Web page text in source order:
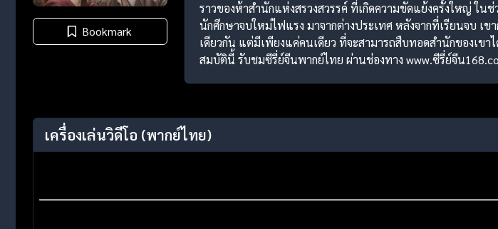
Bookmark
ราวของห้าสำนักแห่งสรวงสวรรค์ ที่เกิดความขัดแย้งครั้งใหญ่ ใ
นักศึกษาจบใหม่ไฟแรง มาจากต่างประเทศ หลังจากที่เรียนจบ เ
เดียวกัน แต่มีเพียงแค่คนเดียว ที่จะสามารถสืบทอดสำนักของเข
สมบัตินี้ รับชมซีรี่ย์จีนพากย์ไทย ผ่านช่องทาง www.ซีรี่ย์จีน
เครื่องเล่นวิดีโอ (พากย์ไทย)